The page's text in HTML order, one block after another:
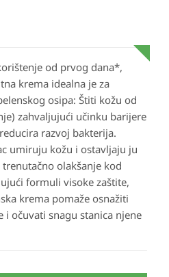
od prvog dana*,
krema idealna je za
osipa: Štiti kožu od
zahvaljujući učinku barijere
razvoj bakterija.
umiruju kožu i ostavljaju ju
olakšanje kod
formuli visoke zaštite,
krema pomaže osnažiti
i očuvati snagu stanica njene